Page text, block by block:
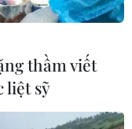
thầm viết
liệt sỹ